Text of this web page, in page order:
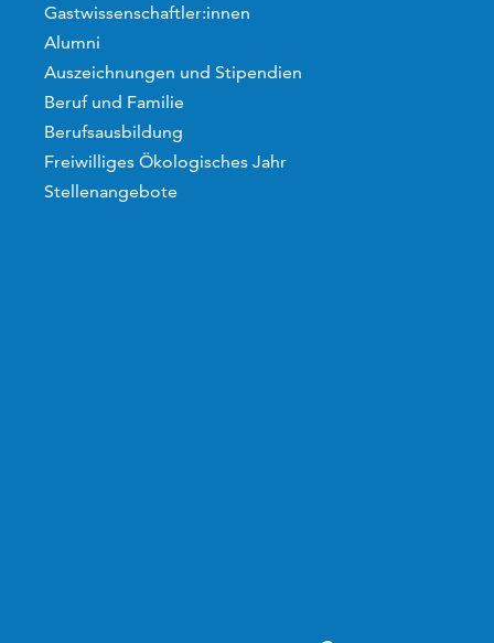
Gastwissenschaftler:innen
Alumni
Auszeichnungen und Stipendien
Beruf und Familie
Berufsausbildung
Freiwilliges Ökologisches Jahr
Stellenangebote